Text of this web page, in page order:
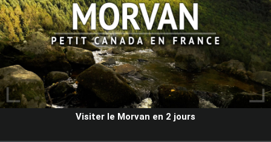
Visiter le Morvan en 2 jours